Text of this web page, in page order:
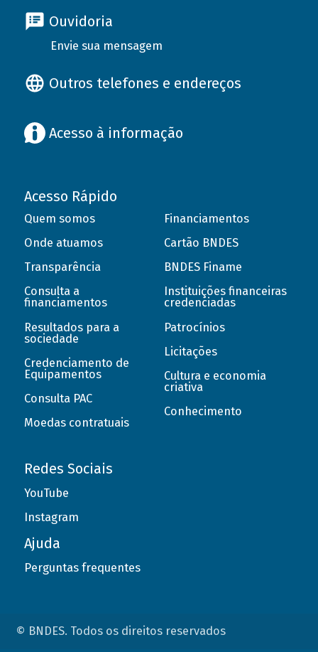
Ouvidoria
Envie sua mensagem
Outros telefones e endereços
Acesso à informação
Acesso Rápido
Quem somos
Onde atuamos
Transparência
Consulta a
financiamentos
Resultados para a
sociedade
Credenciamento de
Equipamentos
Consulta PAC
Moedas contratuais
Financiamentos
Cartão BNDES
BNDES Finame
Instituições financeiras
credenciadas
Patrocínios
Licitações
Cultura e economia
criativa
Conhecimento
Redes Sociais
YouTube
Instagram
Ajuda
Perguntas frequentes
© BNDES. Todos os direitos reservados